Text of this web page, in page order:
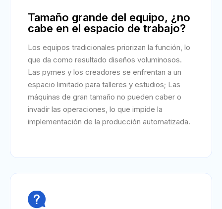
Tamaño grande del equipo, ¿no
cabe en el espacio de trabajo?
Los equipos tradicionales priorizan la función, lo
que da como resultado diseños voluminosos.
Las pymes y los creadores se enfrentan a un
espacio limitado para talleres y estudios; Las
máquinas de gran tamaño no pueden caber o
invadir las operaciones, lo que impide la
implementación de la producción automatizada.
